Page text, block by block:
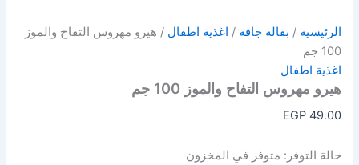
الرئيسية / بقالة جافة / اغذية اطفال / هيرو مهروس التفاح والموز
100 جم
اغذية اطفال
هيرو مهروس التفاح والموز 100 جم
EGP49.00
حالة التوفر: متوفر في المخزون